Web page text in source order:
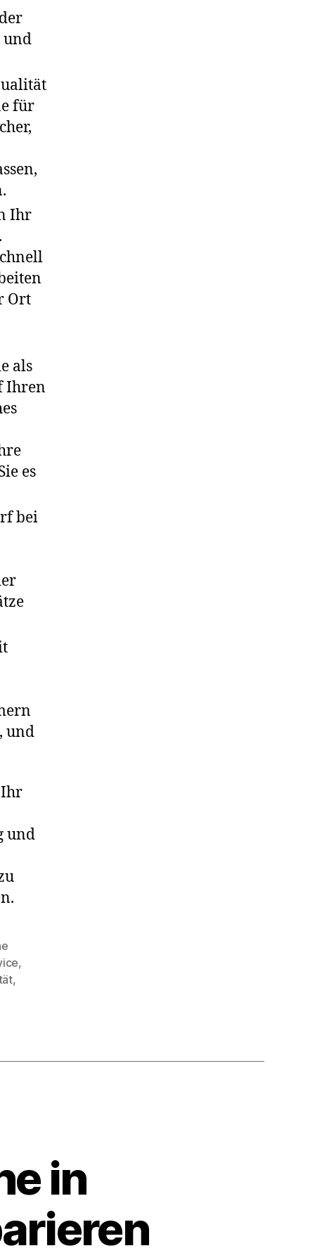
und
für
Ihr
Ort
als
Ihren
es
bei
und
Ihr
und
,
,
in